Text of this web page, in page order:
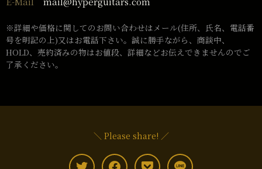
※詳細や価格に関してのお問い合わせはメール(住所、氏名、電話番
号を明記の上)又はお電話下さい。誠に勝手ながら、商談中、
HOLD、売約済みの物はお値段、詳細などお伝えできませんのでご
了承ください。
＼ Please share! ／